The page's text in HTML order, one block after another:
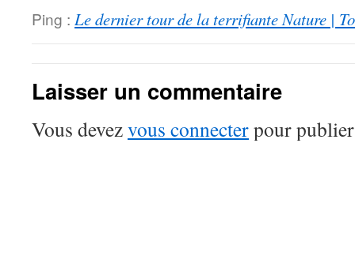
Ping : Le dernier tour de la terrifiante Nature |
Laisser un commentaire
Vous devezvous connecterpour